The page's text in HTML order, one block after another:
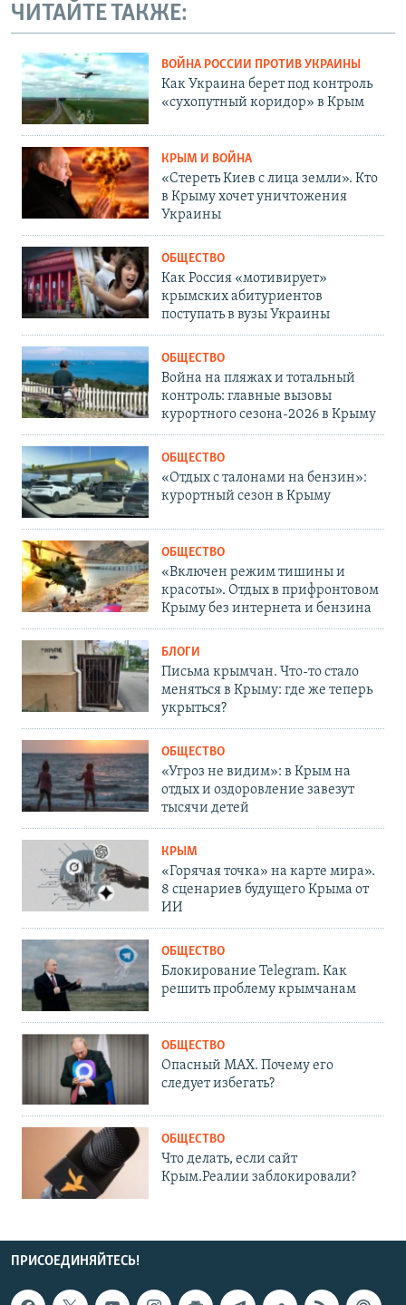
ЧИТАЙТЕ ТАКЖЕ:
ВОЙНА РОССИИ ПРОТИВ УКРАИНЫ
Как Украина берет под контроль
«сухопутный коридор» в Крым
КРЫМ И ВОЙНА
«Стереть Киев с лица земли». Кто
в Крыму хочет уничтожения
Украины
ОБЩЕСТВО
Как Россия «мотивирует»
крымских абитуриентов
поступать в вузы Украины
ОБЩЕСТВО
Война на пляжах и тотальный
контроль: главные вызовы
курортного сезона-2026 в Крыму
ОБЩЕСТВО
«Отдых с талонами на бензин»:
курортный сезон в Крыму
ОБЩЕСТВО
«Включен режим тишины и
красоты». Отдых в прифронтовом
Крыму без интернета и бензина
БЛОГИ
Письма крымчан. Что-то стало
меняться в Крыму: где же теперь
укрыться?
ОБЩЕСТВО
«Угроз не видим»: в Крым на
отдых и оздоровление завезут
тысячи детей
КРЫМ
«Горячая точка» на карте мира».
8 сценариев будущего Крыма от
ИИ
ОБЩЕСТВО
Блокирование Telegram. Как
решить проблему крымчанам
ОБЩЕСТВО
Опасный MAX. Почему его
следует избегать?
ОБЩЕСТВО
Что делать, если сайт
Крым.Реалии заблокировали?
ПРИСОЕДИНЯЙТЕСЬ!